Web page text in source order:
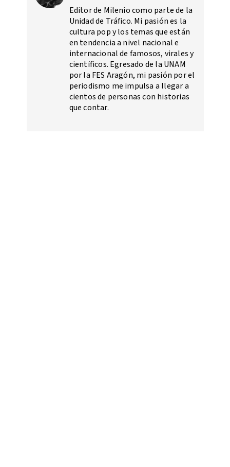
Editor de Milenio como parte de la
Unidad de Tráfico. Mi pasión es la
cultura pop y los temas que están
en tendencia a nivel nacional e
internacional de famosos, virales y
científicos. Egresado de la UNAM
por la FES Aragón, mi pasión por el
periodismo me impulsa a llegar a
cientos de personas con historias
que contar.